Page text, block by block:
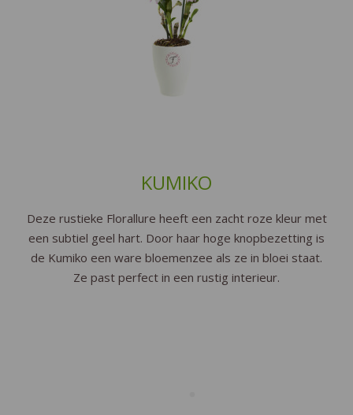
KUMIKO
Deze rustieke Florallure heeft een zacht roze kleur met
een subtiel geel hart. Door haar hoge knopbezetting is
de Kumiko een ware bloemenzee als ze in bloei staat.
Ze past perfect in een rustig interieur.